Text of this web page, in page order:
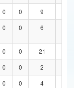
0 0 9
0 0 6
0 0 21
0 0 2
0 0 4